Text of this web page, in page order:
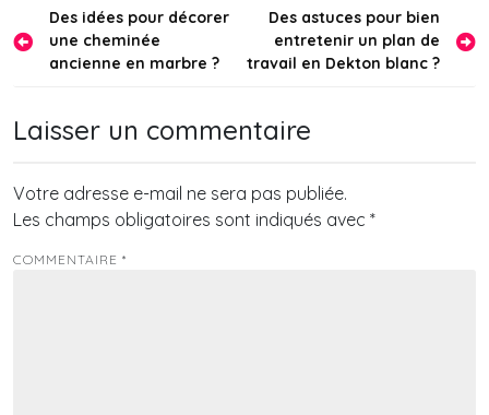
Navigation
de
Des idées pour décorer
une cheminée
ancienne en marbre ?
Des astuces pour bien
entretenir un plan de
travail en Dekton blanc ?
Laisser un commentaire
Votre adresse e-mail ne sera pas publiée.
Les champs obligatoires sont indiqués avec *
COMMENTAIRE *